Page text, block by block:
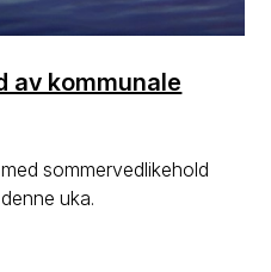
av kommunale
sommervedlikehold
uka.